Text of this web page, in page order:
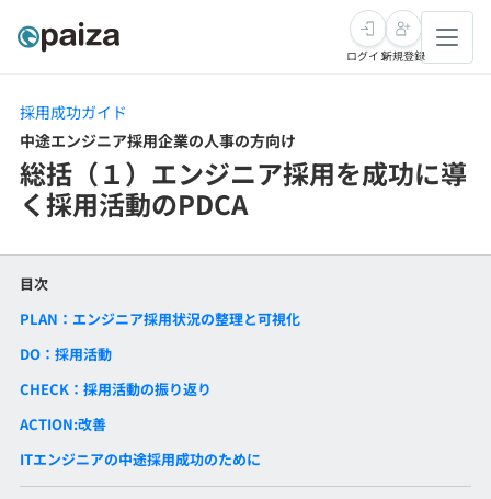
転職・キャリア
求人検索
インタビュー
転職成功ガイド
未経験転職
求人検索
インタビュー
転職成功ガイド
新卒就活
本選考
新卒エージェント
講座一覧
4択課題
ナレッジ
スキルチェック
SQL
評価結果一覧
メディア
ログイン新規登録
採用成功ガイド
中途エンジニア採用企業の人事の方向け
総括（１）エンジニア採用を成功に導
く採用活動のPDCA
目次
PLAN：エンジニア採用状況の整理と可視化
DO：採用活動
CHECK：採用活動の振り返り
ACTION:改善
ITエンジニアの中途採用成功のために